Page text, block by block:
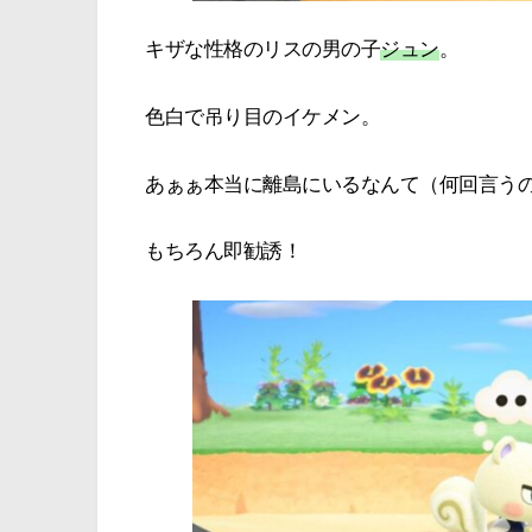
キザな性格のリスの男の子ジュン。
色白で吊り目のイケメン。
あぁぁ本当に離島にいるなんて（何回言う
もちろん即勧誘！